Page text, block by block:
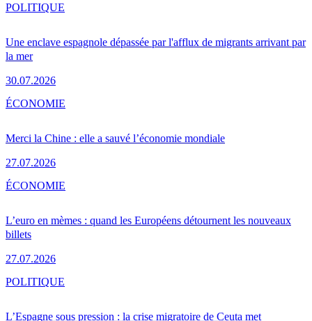
Une enclave espagnole dépassée par l'afflux de migrants arrivant par
la mer
30.07.2026
POLITIQUE
Merci la Chine : elle a sauvé l’économie mondiale
27.07.2026
ÉCONOMIE
L’euro en mèmes : quand les Européens détournent les nouveaux
billets
27.07.2026
ÉCONOMIE
L’Espagne sous pression : la crise migratoire de Ceuta met
POLITIQUE